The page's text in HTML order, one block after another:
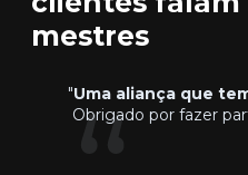
mestres
"Uma aliança que
Obrigado por fazer